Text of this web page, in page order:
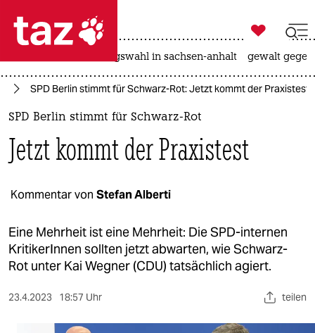
 taz zahl ich
taz zahl ich
politik
öko
gesellschaft
kultur

taz zahl ich
landtagswahl in sachsen-anhalt gewalt
SPD Berlin stimmt für Schwarz-Rot: Jetzt kommt der Praxistest
SPD Berlin stimmt für Schwarz-Rot
Jetzt kommt der Praxistest
Kommentar von Stefan Alberti
Eine Mehrheit ist eine Mehrheit: Die SPD-internen
KritikerInnen sollten jetzt abwarten, wie Schwarz-
Rot unter Kai Wegner (CDU) tatsächlich agiert.
23.4.2023 18:57 Uhr teilen